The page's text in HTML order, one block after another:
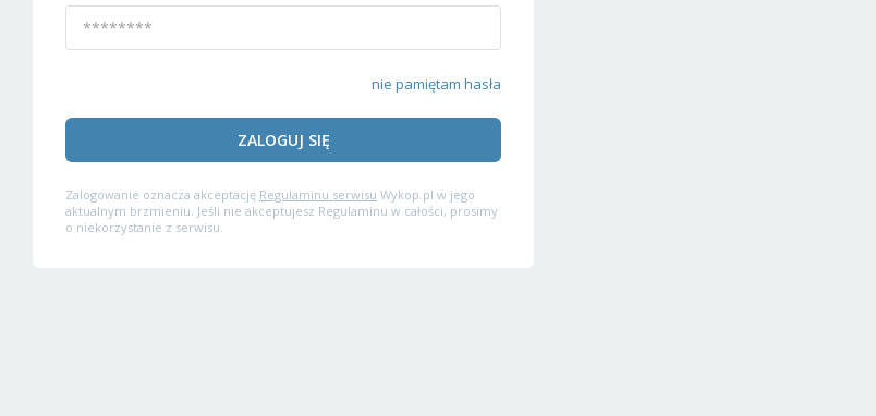
nie pamiętam hasła
ZALOGUJ SIĘ
Zalogowanie oznacza akceptację Regulaminu serwisu Wykop.pl w jego
aktualnym brzmieniu. Jeśli nie akceptujesz Regulaminu w całości, prosimy
o niekorzystanie z serwisu.